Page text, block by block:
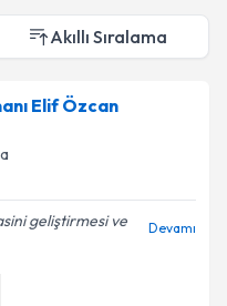
Akıllı Sıralama
Elif Özcan
geliştirmesi ve
Devamı